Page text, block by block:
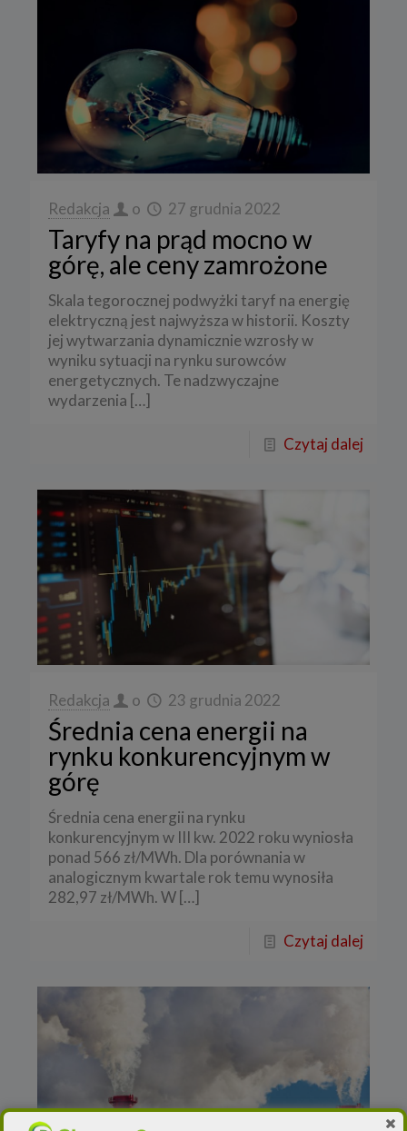
Redakcja o 27 grudnia 2022
Taryfy na prąd mocno w
górę, ale ceny zamrożone
Skala tegorocznej podwyżki taryf na energię
elektryczną jest najwyższa w historii. Koszty
jej wytwarzania dynamicznie wzrosły w
wyniku sytuacji na rynku surowców
energetycznych. Te nadzwyczajne
wydarzenia […]
Czytaj dalej
Redakcja o 23 grudnia 2022
Średnia cena energii na
rynku konkurencyjnym w
górę
Średnia cena energii na rynku
konkurencyjnym w III kw. 2022 roku wyniosła
ponad 566 zł/MWh. Dla porównania w
analogicznym kwartale rok temu wynosiła
282,97 zł/MWh. W […]
Czytaj dalej